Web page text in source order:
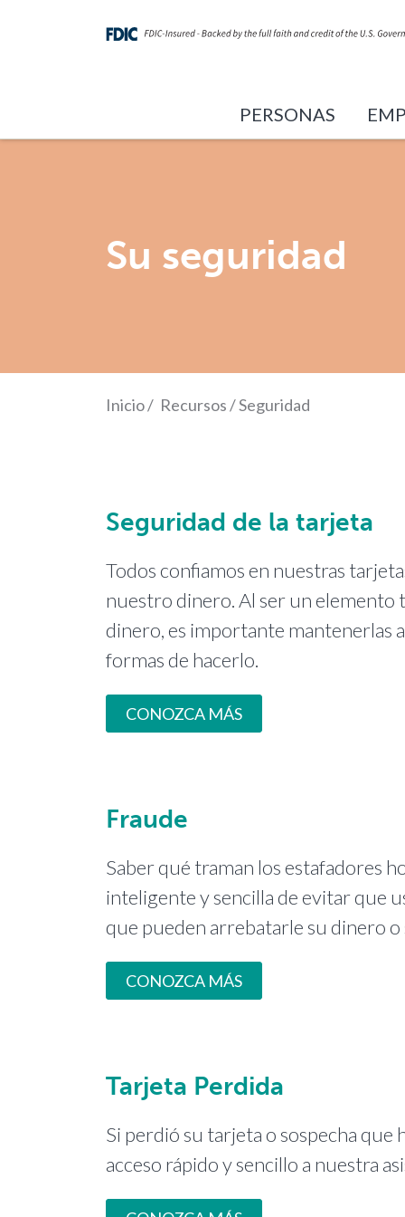
PERSONAS
Su seguridad
Inicio/ Recursos/Seguridad
Seguridad de la tarjeta
Todos confiamos en nuestras
nuestro dinero. Al ser un elemento
dinero, es importante mantenerlas
formas de hacerlo.
CONOZCA MÁS
Fraude
Saber qué traman los estafadores
inteligente y sencilla de evitar que
que pueden arrebatarle su dinero o
CONOZCA MÁS
Tarjeta Perdida
Si perdió su tarjeta o sospecha
acceso rápido y sencillo a nuestra